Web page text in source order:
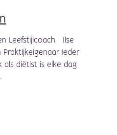
Leefstijlcoach Ilse
Ieder
als diëtist is elke dag